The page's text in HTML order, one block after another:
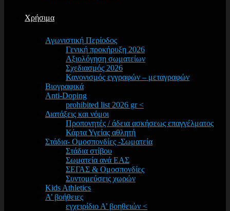
Χρήσιμα
Αγωνιστική Περίοδος
Γενική προκήρυξη 2026
Αξιολόγηση σωματείων
Σχεδιασμός 2026
Κανονισμός εγγραφών – μεταγραφών
Βιογραφικά
Anti-Doping
prohibited list 2026 gr <
Διατάξεις και νόμοι
Προπονητές / άδεια ασκήσεως επαγγέλματος
Κάρτα Υγείας αθλητή
Στάδια- Ομοσπονδίες -Σωματεία
Στάδια στίβου
Σωματεία ανά ΕΑΣ
ΣΕΓΑΣ & Ομοσπονδίες
Συντομεύσεις χωρών
Kids Athletics
Α’ βοήθειες
εγχειρίδιο Α’ βοηθειών <